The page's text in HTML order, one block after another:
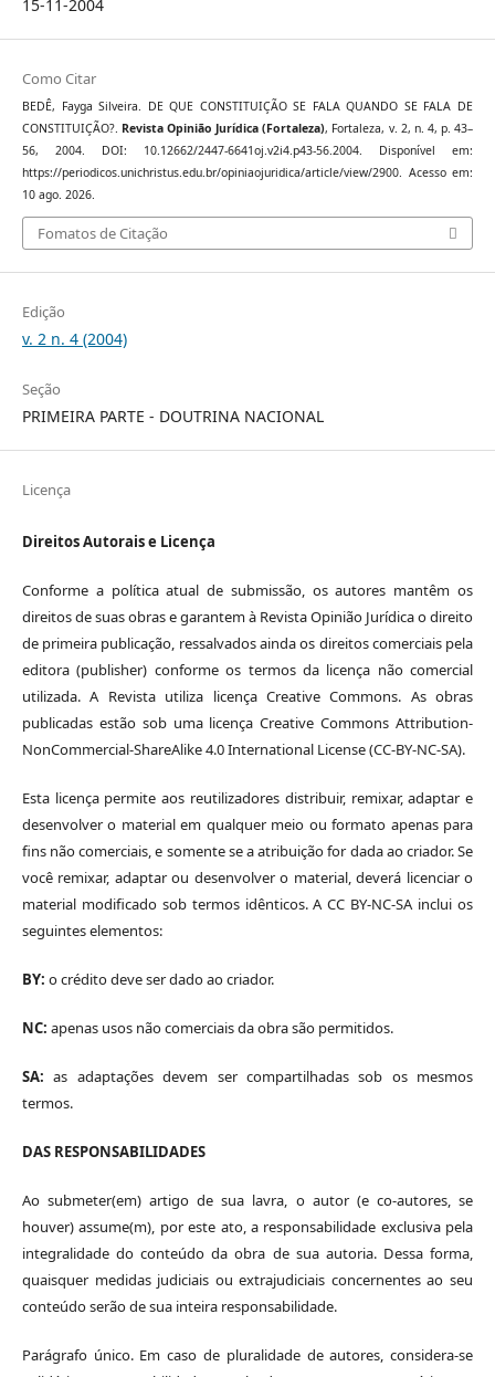
15-11-2004
Como Citar
BEDÊ, Fayga Silveira. DE QUE CONSTITUIÇÃO SE FALA QUANDO SE FALA DE
CONSTITUIÇÃO?. Revista Opinião Jurídica (Fortaleza), Fortaleza, v. 2, n. 4, p. 43–
56, 2004. DOI: 10.12662/2447-6641oj.v2i4.p43-56.2004. Disponível em:
https://periodicos.unichristus.edu.br/opiniaojuridica/article/view/2900. Acesso em:
10 ago. 2026.
Fomatos de Citação
Edição
v. 2 n. 4 (2004)
Seção
PRIMEIRA PARTE - DOUTRINA NACIONAL
Licença
Direitos Autorais e Licença
Conforme a política atual de submissão, os autores mantêm os
direitos de suas obras e garantem à Revista Opinião Jurídica o direito
de primeira publicação, ressalvados ainda os direitos comerciais pela
editora (publisher) conforme os termos da licença não comercial
utilizada. A Revista utiliza licença Creative Commons. As obras
publicadas estão sob uma licença Creative Commons Attribution-
NonCommercial-ShareAlike 4.0 International License (CC-BY-NC-SA).
Esta licença permite aos reutilizadores distribuir, remixar, adaptar e
desenvolver o material em qualquer meio ou formato apenas para
fins não comerciais, e somente se a atribuição for dada ao criador. Se
você remixar, adaptar ou desenvolver o material, deverá licenciar o
material modificado sob termos idênticos. A CC BY-NC-SA inclui os
seguintes elementos:
BY: o crédito deve ser dado ao criador.
NC: apenas usos não comerciais da obra são permitidos.
SA: as adaptações devem ser compartilhadas sob os mesmos
termos.
DAS RESPONSABILIDADES
Ao submeter(em) artigo de sua lavra, o autor (e co-autores, se
houver) assume(m), por este ato, a responsabilidade exclusiva pela
integralidade do conteúdo da obra de sua autoria. Dessa forma,
quaisquer medidas judiciais ou extrajudiciais concernentes ao seu
conteúdo serão de sua inteira responsabilidade.
Parágrafo único. Em caso de pluralidade de autores, considera-se